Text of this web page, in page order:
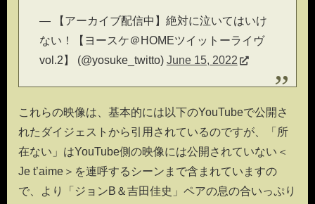
— 【アーカイブ配信中】絶対に泣いてはいけ
ない！【ヨースケ＠HOMEツイットーライヴ
vol.2】 (@yosuke_twitto) June 15, 2022
これらの映像は、基本的には以下のYouTubeで公開さ
れたダイジェストから引用されているのですが、「所
在ない」はYouTube側の映像には公開されていない＜
Je t’aime＞を連呼するシーンまで含まれていますの
で、より「ジョンB＆吉田佳史」ペアの息の合いっぷり